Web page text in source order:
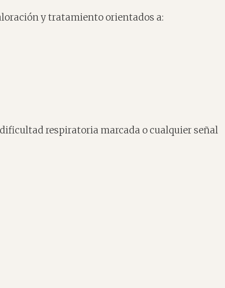
y tratamiento orientados a:
respiratoria marcada o cualquier señal